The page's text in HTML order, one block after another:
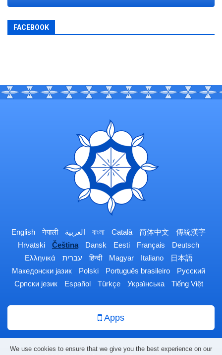
FACEBOOK
English नेपाली العربية বাংলা Català 简体中文
傳統漢字
Hrvatski
Čeština Dansk Eesti Français
Deutsch
Ελληνικά
עברית हिन्दी Magyar Italiano
日本語
Македонски јазик
Polski Português brasileiro
Русский
Српски језик
Español Türkçe Українська Tiếng Việt
Apps
We use cookies to ensure that we give you the best experience on our